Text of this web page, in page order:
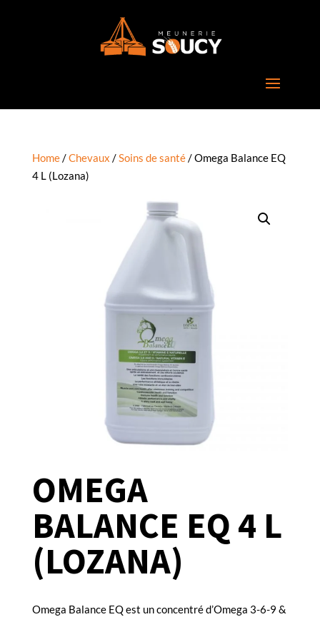
Home/Chevaux /Soins de santé/ Omega Balance EQ
4 L (Lozana)
OMEGA
BALANCE EQ 4 L
(LOZANA)
Omega Balance EQ est un concentré d’Omega 3-6-9 &